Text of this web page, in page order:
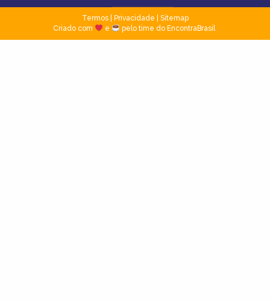
Termos| Privacidade
Sitemap
Criado com
e pelo time do EncontraBrasil